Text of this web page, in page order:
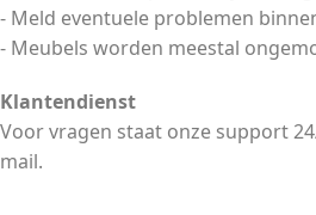
- Meld eventuele problemen
- Meubels worden meestal
Klantendienst
Voor vragen staat onze support
mail.